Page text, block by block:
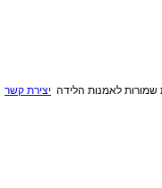
שמורות לאמנות הלידה יצירת קשר